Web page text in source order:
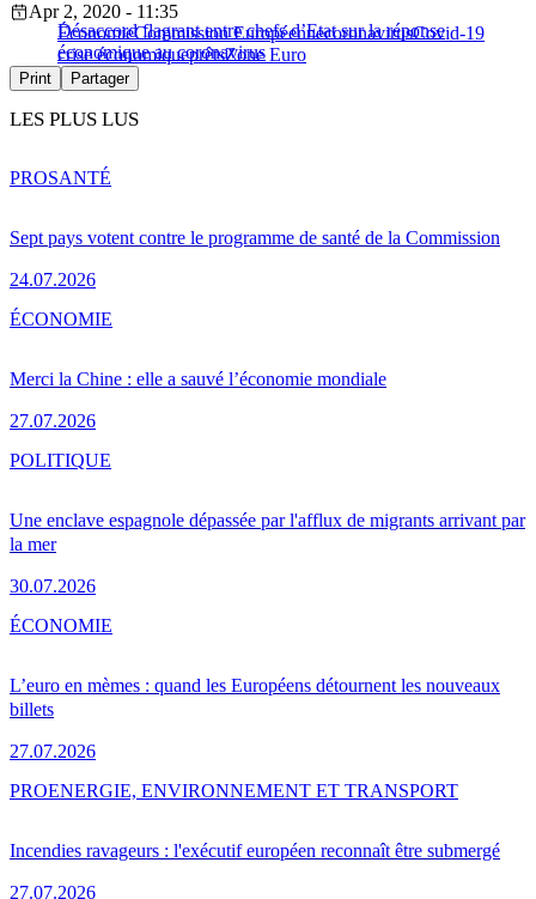
Désaccord flagrant entre chefs d’Etat sur la réponse
économique au coronavirus
Apr 2, 2020 - 11:35
ÉconomieCommission EuropéennecoronavirusCovid-19
crise économiqueprêtsZone Euro
Print Partager
LES PLUS LUS
Sept pays votent contre le programme de santé de la Commission
24.07.2026
PROSANTÉ
Merci la Chine : elle a sauvé l’économie mondiale
27.07.2026
ÉCONOMIE
Une enclave espagnole dépassée par l'afflux de migrants arrivant par
la mer
30.07.2026
POLITIQUE
L’euro en mèmes : quand les Européens détournent les nouveaux
billets
27.07.2026
ÉCONOMIE
Incendies ravageurs : l'exécutif européen reconnaît être submergé
27.07.2026
PROENERGIE, ENVIRONNEMENT ET TRANSPORT